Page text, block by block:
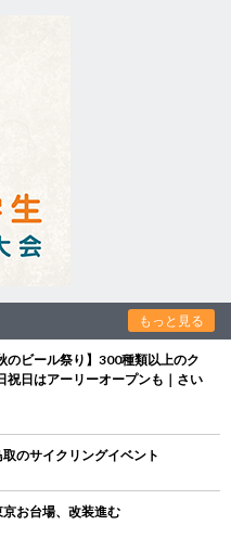
もっと見る
のビール祭り】300種類以上のク
祝日はアーリーオープンも｜さい
のサイクリングイベント
お台場、改装進む